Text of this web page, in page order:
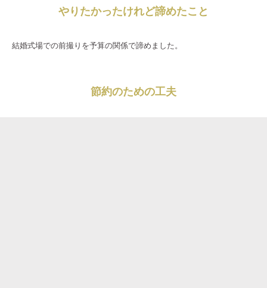
やりたかったけれど諦めたこと
結婚式場での前撮りを予算の関係で諦めました。
節約のための工夫